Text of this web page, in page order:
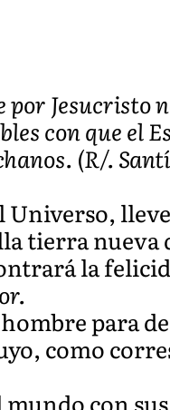
Jesucristo
con que el
(R/.
Universo,
tierra nueva
la
para
como
con